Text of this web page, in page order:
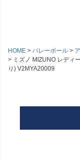
HOME バレーボール
ミズノ MIZUNO レディ
り) V2MYA20009